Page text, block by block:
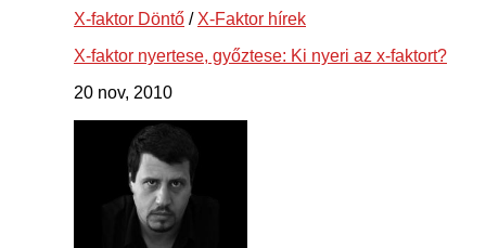
X-faktor Döntő / X-Faktor hírek
X-faktor nyertese, győztese: Ki nyeri az x-faktort?
20 nov, 2010